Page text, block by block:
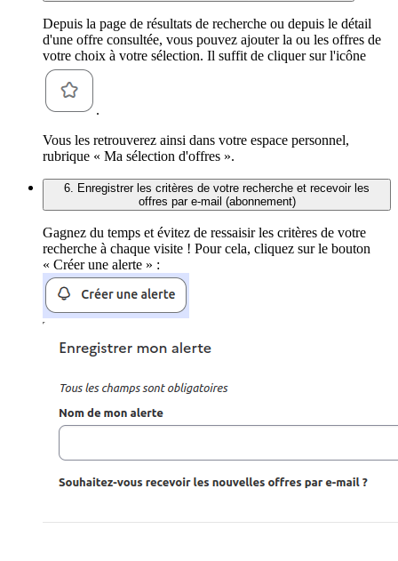
Depuis la page de résultats de recherche ou depuis le détail
d'une offre consultée, vous pouvez ajouter la ou les offres de
votre choix à votre sélection. Il suffit de cliquer sur l'icône
.
Vous les retrouverez ainsi dans votre espace personnel,
rubrique « Ma sélection d'offres ».
6. Enregistrer les critères de votre recherche et recevoir les
offres par e-mail (abonnement)
Gagnez du temps et évitez de ressaisir les critères de votre
recherche à chaque visite ! Pour cela, cliquez sur le bouton
« Créer une alerte » :